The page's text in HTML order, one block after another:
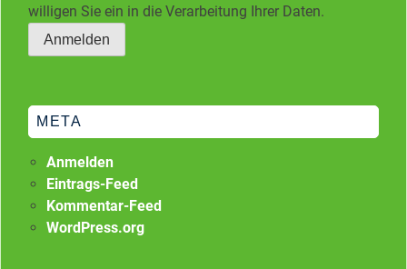
willigen Sie ein in die Verarbeitung Ihrer Daten.
META
Anmelden
Eintrags-Feed
Kommentar-Feed
WordPress.org